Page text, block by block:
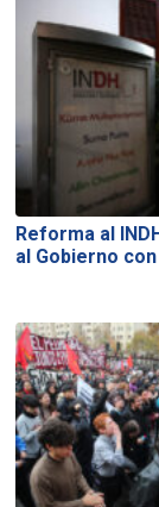
Reforma al
al Gobierno